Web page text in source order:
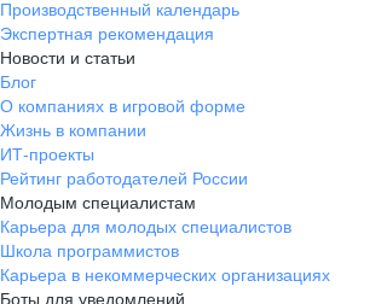
Производственный календарь
Экспертная рекомендация
Новости и статьи
Блог
О компаниях в игровой форме
Жизнь в компании
ИТ-проекты
Рейтинг работодателей России
Молодым специалистам
Карьера для молодых специалистов
Школа программистов
Карьера в некоммерческих организациях
Боты для уведомлений